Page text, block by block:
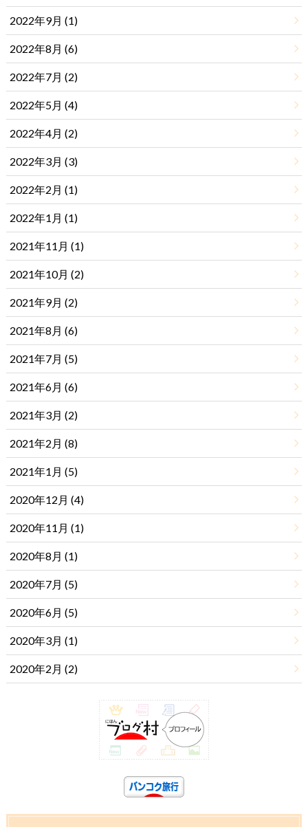
2022年9月 (1)
2022年8月 (6)
2022年7月 (2)
2022年5月 (4)
2022年4月 (2)
2022年3月 (3)
2022年2月 (1)
2022年1月 (1)
2021年11月 (1)
2021年10月 (2)
2021年9月 (2)
2021年8月 (6)
2021年7月 (5)
2021年6月 (6)
2021年3月 (2)
2021年2月 (8)
2021年1月 (5)
2020年12月 (4)
2020年11月 (1)
2020年8月 (1)
2020年7月 (5)
2020年6月 (5)
2020年3月 (1)
2020年2月 (2)